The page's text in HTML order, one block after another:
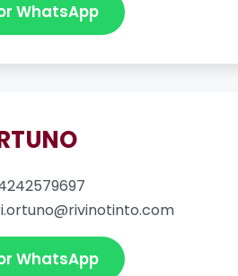
WhatsApp
WhatsApp